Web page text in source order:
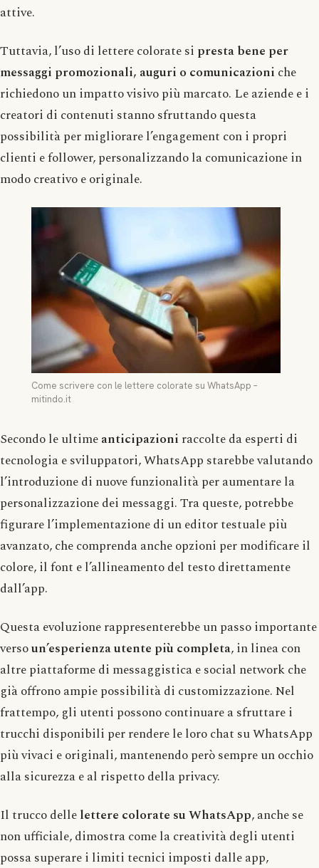
attive.
Tuttavia, l’uso di lettere colorate si presta bene per
messaggi promozionali, auguri o comunicazioni che
richiedono un impatto visivo più marcato. Le aziende e i
creatori di contenuti stanno sfruttando questa
possibilità per migliorare l’engagement con i propri
clienti e follower, personalizzando la comunicazione in
modo creativo e originale.
Come scrivere con le lettere colorate su WhatsApp –
mitindo.it
Secondo le ultimeanticipazioni raccolte da esperti di
tecnologia e sviluppatori, WhatsApp starebbe valutando
l’introduzione di nuove funzionalità per aumentare la
personalizzazione dei messaggi. Tra queste, potrebbe
figurare l’implementazione di un editor testuale più
avanzato, che comprenda anche opzioni per modificare il
colore, il font e l’allineamento del testo direttamente
dall’app.
Questa evoluzione rappresenterebbe un passo importante
versoun’esperienza utente più completa, in linea con
altre piattaforme di messaggistica e social network che
già offrono ampie possibilità di customizzazione. Nel
frattempo, gli utenti possono continuare a sfruttare i
trucchi disponibili per rendere le loro chat su WhatsApp
più vivaci e originali, mantenendo però sempre un occhio
alla sicurezza e al rispetto della privacy.
Il trucco dellelettere colorate su WhatsApp, anche se
non ufficiale, dimostra come la creatività degli utenti
possa superare i limiti tecnici imposti dalle app,